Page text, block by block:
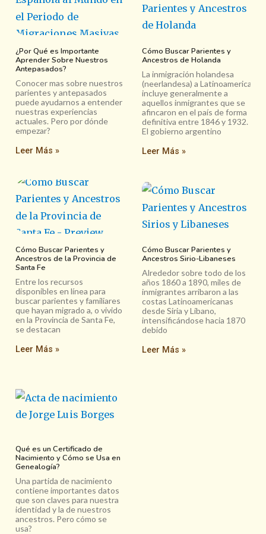
¿Por Qué es Importante
Aprender Sobre Nuestros
Antepasados?
Conocer mas sobre nuestros
parientes y antepasados
puede ayudarnos a entender
nuestras experiencias
actuales. Pero por dónde
empezar?
Leer Más »
Cómo Buscar Parientes y
Ancestros de Holanda
La inmigración holandesa
(neerlandesa) a Latinoamerica
incluye generalmente a
aquellos inmigrantes que se
afincaron en el país de forma
definitiva entre 1846 y 1932.
El gobierno argentino
Leer Más »
Cómo Buscar Parientes y
Ancestros de la Provincia de
Santa Fe
Entre los recursos
disponibles en línea para
buscar parientes y familiares
que hayan migrado a, o vivido
en la Provincia de Santa Fe,
se destacan
Leer Más »
Cómo Buscar Parientes y
Ancestros Sirio-Libaneses
Alrededor sobre todo de los
años 1860 a 1890, miles de
inmigrantes arribaron a las
costas Latinoamericanas
desde Siria y Líbano,
intensificándose hacia 1870
debido
Leer Más »
Qué es un Certificado de
Nacimiento y Cómo se Usa en
Genealogía?
Una partida de nacimiento
contiene importantes datos
que son claves para nuestra
identidad y la de nuestros
ancestros. Pero cómo se
usa?